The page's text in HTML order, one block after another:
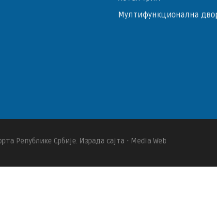
Мултифункционална
Републике Србије. Израда сајта - Media Web